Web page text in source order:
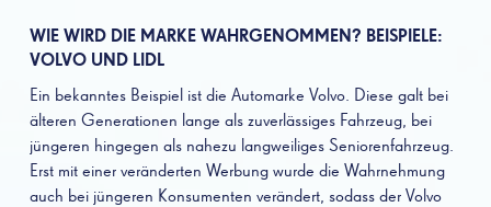
WIE WIRD DIE MARKE WAHRGENOMMEN? BEISPIELE:
VOLVO UND LIDL
Ein bekanntes Beispiel ist die Automarke Volvo. Diese galt bei
älteren Generationen lange als zuverlässiges Fahrzeug, bei
jüngeren hingegen als nahezu langweiliges Seniorenfahrzeug.
Erst mit einer veränderten Werbung wurde die Wahrnehmung
auch bei jüngeren Konsumenten verändert, sodass der Volvo